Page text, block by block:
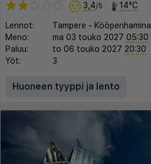
3,4/5 14°C
Lennot: Tampere - Kööpenhamina
Meno:
ma 03 touko 2027 05:30
Paluu:
to 06 touko 2027 20:30
Yöt:
3
Huoneen tyyppi ja lento